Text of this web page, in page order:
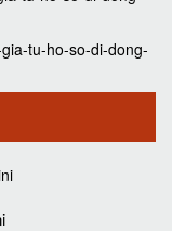
tu-ho-so-di-dong-